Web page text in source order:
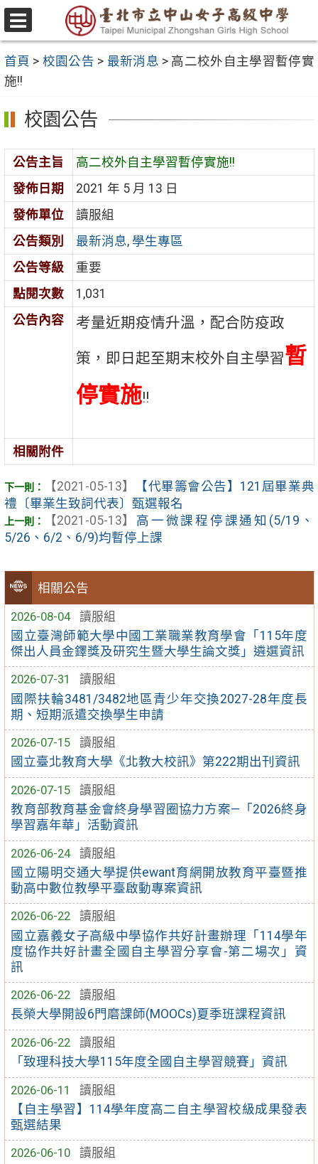
跳
至
要
內
容
區
選
單
首頁 > 校園公告 > 最新消息 > 高二校外自主學習暫停實
施!!
相關公告
2026-08-04
讀服組
國立臺灣師範大學中國工業職業教育學會「115年度
傑出人員金鐸獎及研究生暨大學生論文獎」遴選資訊
2026-07-31
讀服組
國際扶輪3481/3482地區青少年交換2027-28年度長
期、短期派遣交換學生申請
2026-07-15
讀服組
國立臺北教育大學《北教大校訊》第222期出刊資訊
2026-07-15
讀服組
教育部教育基金會終身學習圈協力方案—「2026終身
學習嘉年華」活動資訊
2026-06-24
讀服組
國立陽明交通大學提供ewant育網開放教育平臺暨推
動高中數位教學平臺啟動專案資訊
2026-06-22
讀服組
國立嘉義女子高級中學協作共好計畫辦理「114學年
度協作共好計畫全國自主學習分享會-第二場次」資
訊
2026-06-22
讀服組
長榮大學開設6門磨課師(MOOCs)夏季班課程資訊
2026-06-22
讀服組
「致理科技大學115年度全國自主學習競賽」資訊
2026-06-11
讀服組
【自主學習】114學年度高二自主學習校級成果發表
甄選結果
2026-06-10
讀服組
校園公告
公告主旨
高二校外自主學習暫停實施!!
發佈日期
2021 年 5 月 13 日
發佈單位
讀服組
公告類別
最新消息, 學生專區
公告等級
重要
點閱次數
1,031
公告內容
考量近期疫情升溫，配合防疫政
策，即日起至期末校外自主學習暫
停實施!!
相關附件
【2021-05-13】
【代畢籌會公告】121屆畢業典
禮〔畢業生致詞代表〕甄選報名
【2021-05-13】
高一微課程停課通知(5/19、
5/26、6/2、6/9)均暫停上課